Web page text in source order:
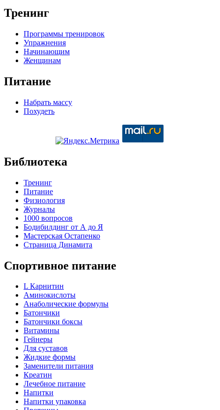
Тренинг
Программы тренировок
Упражнения
Начинающим
Женщинам
Питание
Набрать массу
Похудеть
Библиотека
Тренинг
Питание
Физиология
Журналы
1000 вопросов
Бодибилдинг от А до Я
Мастерская Остапенко
Страница Динамита
Спортивное питание
L Карнитин
Аминокислоты
Анаболические формулы
Батончики
Батончики боксы
Витамины
Гейнеры
Для суставов
Жидкие формы
Заменители питания
Креатин
Лечебное питание
Напитки
Напитки упаковка